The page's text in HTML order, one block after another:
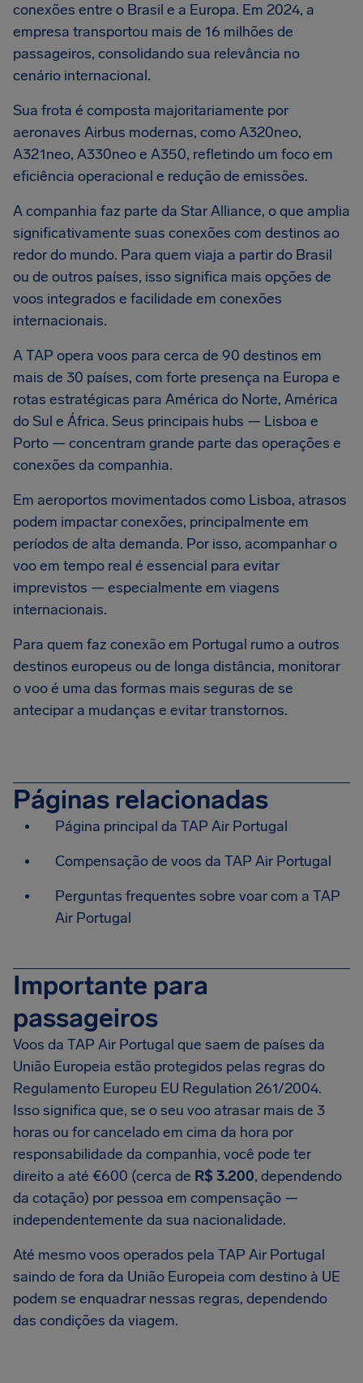
conexões entre o Brasil e a Europa. Em 2024, a
empresa transportou mais de 16 milhões de
passageiros, consolidando sua relevância no
cenário internacional.
Sua frota é composta majoritariamente por
aeronaves Airbus modernas, como A320neo,
A321neo, A330neo e A350, refletindo um foco em
eficiência operacional e redução de emissões.
A companhia faz parte da Star Alliance, o que amplia
significativamente suas conexões com destinos ao
redor do mundo. Para quem viaja a partir do Brasil
ou de outros países, isso significa mais opções de
voos integrados e facilidade em conexões
internacionais.
A TAP opera voos para cerca de 90 destinos em
mais de 30 países, com forte presença na Europa e
rotas estratégicas para América do Norte, América
do Sul e África. Seus principais hubs — Lisboa e
Porto — concentram grande parte das operações e
conexões da companhia.
Em aeroportos movimentados como Lisboa, atrasos
podem impactar conexões, principalmente em
períodos de alta demanda. Por isso, acompanhar o
voo em tempo real é essencial para evitar
imprevistos — especialmente em viagens
internacionais.
Para quem faz conexão em Portugal rumo a outros
destinos europeus ou de longa distância, monitorar
o voo é uma das formas mais seguras de se
antecipar a mudanças e evitar transtornos.
Páginas relacionadas
Página principal da TAP Air Portugal
Compensação de voos da TAP Air Portugal
Perguntas frequentes sobre voar com a TAP
Air Portugal
Importante para
passageiros
Voos da TAP Air Portugal que saem de países da
União Europeia estão protegidos pelas regras do
Regulamento Europeu EU Regulation 261/2004.
Isso significa que, se o seu voo atrasar mais de 3
horas ou for cancelado em cima da hora por
responsabilidade da companhia, você pode ter
direito a até €600 (cerca de R$ 3.200, dependendo
da cotação) por pessoa em compensação —
independentemente da sua nacionalidade.
Até mesmo voos operados pela TAP Air Portugal
saindo de fora da União Europeia com destino à UE
podem se enquadrar nessas regras, dependendo
das condições da viagem.